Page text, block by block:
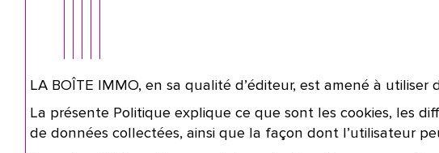
LA BOÎTE IMMO, en sa qualité d’éditeur, est amené à
La présente Politique explique ce que sont les cookies, les
de données collectées, ainsi que la façon dont l’utilisateur